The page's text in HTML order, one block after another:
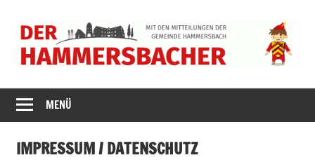
Inhalt
springen
DER
MENÜ
IMPRESSUM / DATENSCHUTZ